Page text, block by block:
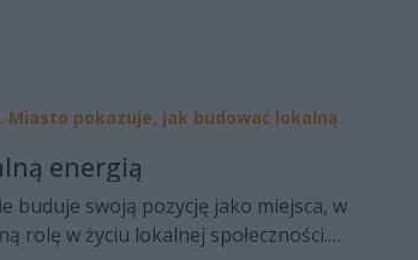
niemal stu lat oraz propozycje
Miasto pokazuje, jak budować lokalną
energią
buduje swoją pozycję jako miejsca, w
rolę w życiu lokalnej społeczności.